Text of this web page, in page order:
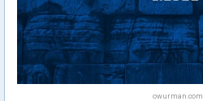
owurman.com